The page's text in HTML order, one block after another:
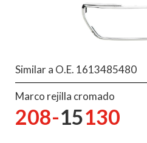
Similar a O.E. 1613485480
Marco rejilla cromado
208-15130